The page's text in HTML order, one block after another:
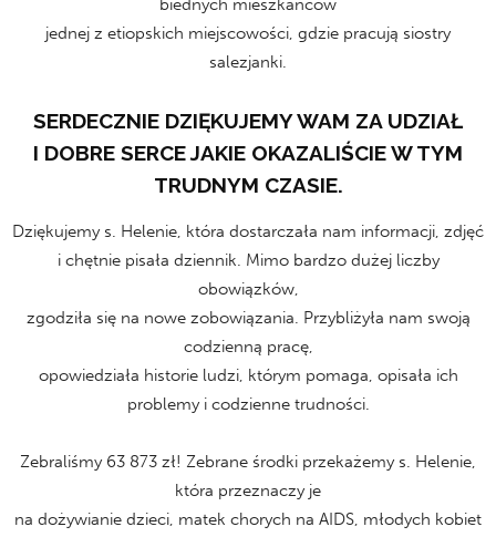
biednych mieszkańców
jednej z etiopskich miejscowości, gdzie pracują siostry
salezjanki.
SERDECZNIE DZIĘKUJEMY WAM ZA UDZIAŁ
I DOBRE SERCE JAKIE OKAZALIŚCIE W TYM
TRUDNYM CZASIE.
Dziękujemy s. Helenie, która dostarczała nam informacji, zdjęć
i chętnie pisała dziennik. Mimo bardzo dużej liczby
obowiązków,
zgodziła się na nowe zobowiązania. Przybliżyła nam swoją
codzienną pracę,
opowiedziała historie ludzi, którym pomaga, opisała ich
problemy i codzienne trudności.
Zebraliśmy 63 873 zł! Zebrane środki przekażemy s. Helenie,
która przeznaczy je
na dożywianie dzieci, matek chorych na AIDS, młodych kobiet